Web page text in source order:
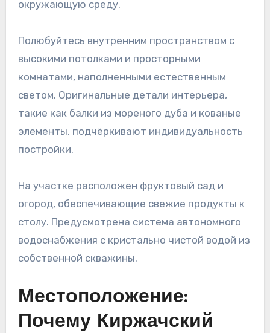
окружающую среду.
Полюбуйтесь внутренним пространством с
высокими потолками и просторными
комнатами, наполненными естественным
светом. Оригинальные детали интерьера,
такие как балки из мореного дуба и кованые
элементы, подчёркивают индивидуальность
постройки.
На участке расположен фруктовый сад и
огород, обеспечивающие свежие продукты к
столу. Предусмотрена система автономного
водоснабжения с кристально чистой водой из
собственной скважины.
Местоположение:
Почему Киржачский